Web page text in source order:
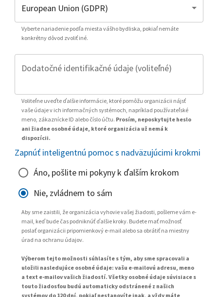
Vyberte nariadenie podľa miesta vášho bydliska, pokiaľ nemáte
konkrétny dôvod zvoliť iné.
Dodatočné identifikačné údaje (voliteľné)
Voliteľne uveďte ďalšie informácie, ktoré pomôžu organizácii nájsť
vaše údaje v ich informačných systémoch, napríklad používateľské
meno, zákaznícke ID alebo číslo účtu. Prosím, neposkytujte heslo
ani žiadne osobné údaje, ktoré organizácia už nemá k
dispozícii.
Zapnúť inteligentnú pomoc s nadväzujúcimi krokmi
Áno, pošlite mi pokyny k ďalším krokom
Nie, zvládnem to sám
Aby sme zaistili, že organizácia vyhovie vašej žiadosti, pošleme vám e-
mail, keď bude čas podniknúť ďalšie kroky. Budete mať možnosť
poslať organizácii pripomienkový e-mail alebo sa obrátiť na miestny
úrad na ochranu údajov.
Výberom tejto možnosti súhlasíte s tým, aby sme spracovali a
uložili nasledujúce osobné údaje: vašu e-mailovú adresu, meno
a text e-mailov vašich žiadostí. Všetky osobné údaje súvisiace s
touto žiadosťou budú automaticky odstránené z našich
systémov do 120 dní, pokiaľ nestanovíte inak, a vždy máte